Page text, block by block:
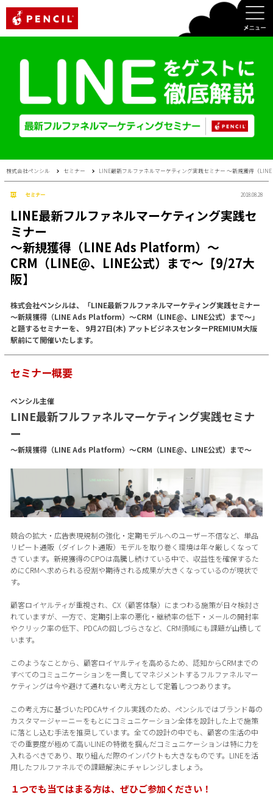
株式会社ペンシル セミナー LINE最新フルファネルマーケティング実践セミナー 〜新規獲得（
セミナー 2018.08.28
LINE最新フルファネルマーケティング実践セ
ミナー
〜新規獲得（LINE Ads Platform）〜
CRM（LINE@、LINE公式）まで〜【9/27大
阪】
株式会社ペンシルは、「LINE最新フルファネルマーケティング実践セミナー
〜新規獲得（LINE Ads Platform）〜CRM（LINE@、LINE公式）まで〜」
と題するセミナーを、 9月27日(木) アットビジネスセンターPREMIUM大阪
駅前にて開催いたします。
セミナー概要
ペンシル主催
LINE最新フルファネルマーケティング実践セミナ
ー
〜新規獲得（LINE Ads Platform）〜CRM（LINE@、LINE公式）まで〜
競合の拡大・広告表現規制の強化・定期モデルへのユーザー不信など、単品
リピート通販（ダイレクト通販）モデルを取り巻く環境は年々厳しくなって
きています。新規獲得のCPOは高騰し続けている中で、収益性を確保するた
めにCRMへ求められる役割や期待される成果が大きくなっているのが現状で
す。
顧客ロイヤルティが重視され、CX（顧客体験）にまつわる施策が日々検討さ
れていますが、一方で、定期引上率の悪化・継続率の低下・メールの開封率
やクリック率の低下、PDCAの回しづらさなど、CRM領域にも課題が山積して
います。
このようなことから、顧客ロイヤルティを高めるため、認知からCRMまでの
すべてのコミュニケーションを一貫してマネジメントするフルファネルマー
ケティングは今や避けて通れない考え方として定着しつつあります。
この考え方に基づいたPDCAサイクル実践のため、ペンシルではブランド毎の
カスタマージャーニーをもとにコミュニケーション全体を設計した上で施策
に落とし込む手法を推奨しています。全ての設計の中でも、顧客の生活の中
での重要度が極めて高いLINEの特徴を掴んだコミュニケーションは特に力を
入れるべきであり、取り組んだ際のインパクトも大きなものです。LINEを活
用したフルファネルでの課題解決にチャレンジしましょう。
１つでも当てはまる方は、ぜひご参加ください！